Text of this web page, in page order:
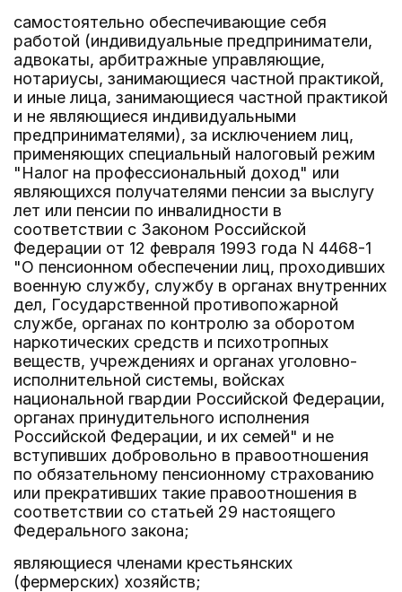
самостоятельно обеспечивающие себя
работой (индивидуальные предприниматели,
адвокаты, арбитражные управляющие,
нотариусы, занимающиеся частной практикой,
и иные лица, занимающиеся частной практикой
и не являющиеся индивидуальными
предпринимателями), за исключением лиц,
применяющих специальный налоговый режим
"Налог на профессиональный доход" или
являющихся получателями пенсии за выслугу
лет или пенсии по инвалидности в
соответствии с Законом Российской
Федерации от 12 февраля 1993 года N 4468-1
"О пенсионном обеспечении лиц, проходивших
военную службу, службу в органах внутренних
дел, Государственной противопожарной
службе, органах по контролю за оборотом
наркотических средств и психотропных
веществ, учреждениях и органах уголовно-
исполнительной системы, войсках
национальной гвардии Российской Федерации,
органах принудительного исполнения
Российской Федерации, и их семей" и не
вступивших добровольно в правоотношения
по обязательному пенсионному страхованию
или прекративших такие правоотношения в
соответствии со статьей 29 настоящего
Федерального закона;
являющиеся членами крестьянских
(фермерских) хозяйств;